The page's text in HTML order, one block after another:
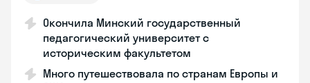
Окончила Минский государственный
педагогический университет с
историческим факультетом
Много путешествовала по странам Европы и